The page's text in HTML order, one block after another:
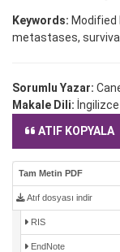
Keywords: Modified
metastases,
Sorumlu Yazar:
Makale Dili: İngilizce
ATIF KOPYALA
Tam Metin PDF
Atıf dosyası indir
RIS
EndNote